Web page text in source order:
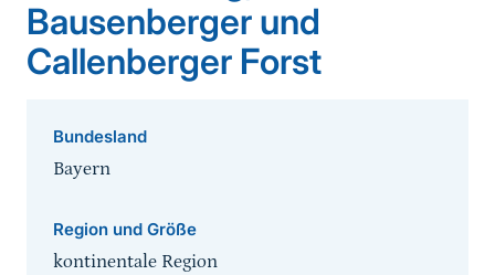
Bausenberger und
Callenberger Forst
Bundesland
Bayern
Region und Größe
kontinentale Region